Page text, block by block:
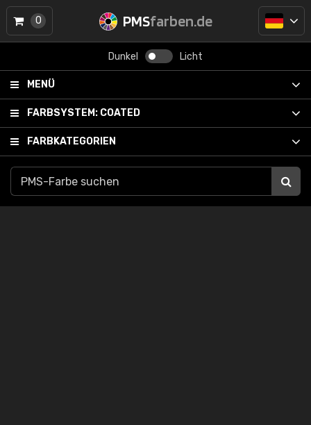
PMSfarben.de
Dunkel Licht
MENÜ
FARBSYSTEM: COATED
FARBKATEGORIEN
0